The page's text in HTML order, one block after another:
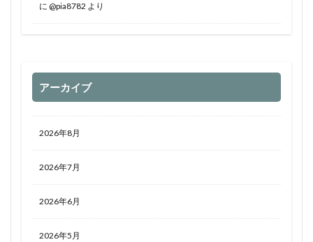
に @pia8782 より
アーカイブ
2026年8月
2026年7月
2026年6月
2026年5月